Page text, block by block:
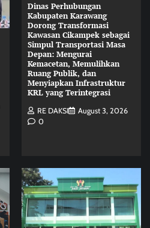
Dinas Perhubungan
Kabupaten Karawang
Dorong Transformasi
Kawasan Cikampek sebagai
Simpul Transportasi Masa
Depan: Mengurai
Kemacetan, Memulihkan
Ruang Publik, dan
Menyiapkan Infrastruktur
KRL yang Terintegrasi
RE DAKSI
August 3, 2026
0